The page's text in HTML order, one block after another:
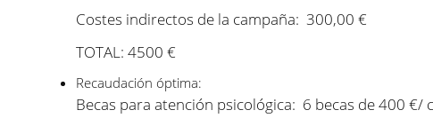
Costes indirectos de la campaña: 300,00 €
TOTAL: 4500 €
Recaudación óptima:
Becas para atención psicológica: 6 becas de 400 €/